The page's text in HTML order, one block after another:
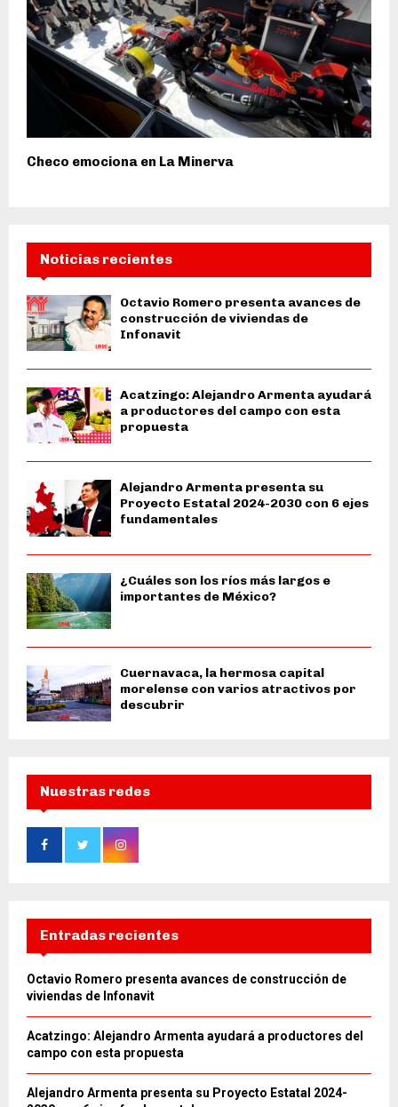
Checo emociona en La Minerva
Noticias recientes
Octavio Romero presenta avances de
construcción de viviendas de
Infonavit
Acatzingo: Alejandro Armenta ayudará
a productores del campo con esta
propuesta
Alejandro Armenta presenta su
Proyecto Estatal 2024-2030 con 6 ejes
fundamentales
¿Cuáles son los ríos más largos e
importantes de México?
Cuernavaca, la hermosa capital
morelense con varios atractivos por
descubrir
Nuestras redes
Entradas recientes
Octavio Romero presenta avances de construcción de
viviendas de Infonavit
Acatzingo: Alejandro Armenta ayudará a productores del
campo con esta propuesta
Alejandro Armenta presenta su Proyecto Estatal 2024-